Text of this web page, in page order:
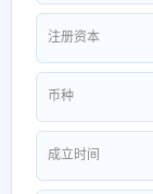
注册资本
币种
成立时间